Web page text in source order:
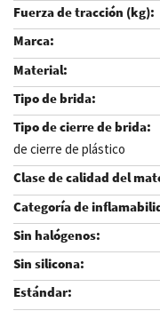
de cierre de plástico